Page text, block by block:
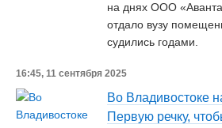
на днях ООО
отдало вузу
судились годами.
16:45, 11 сентября 2025
Во Владивостоке
Первую речку,